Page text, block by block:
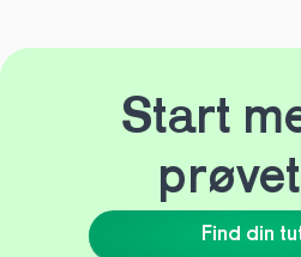
Find din
Start